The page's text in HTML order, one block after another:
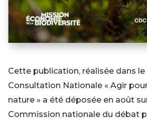
Cette publication, réalisée dans le
Consultation Nationale « Agir
nature » a été déposée en août
Commission nationale du débat